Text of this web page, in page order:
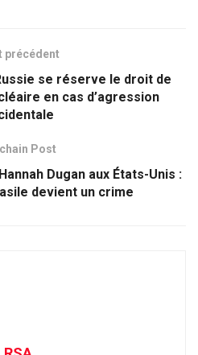
précédent
se réserve le droit de
en cas d’agression
Post
Dugan aux États-Unis :
devient un crime